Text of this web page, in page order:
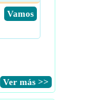
​ Vamos
​Ver más >>